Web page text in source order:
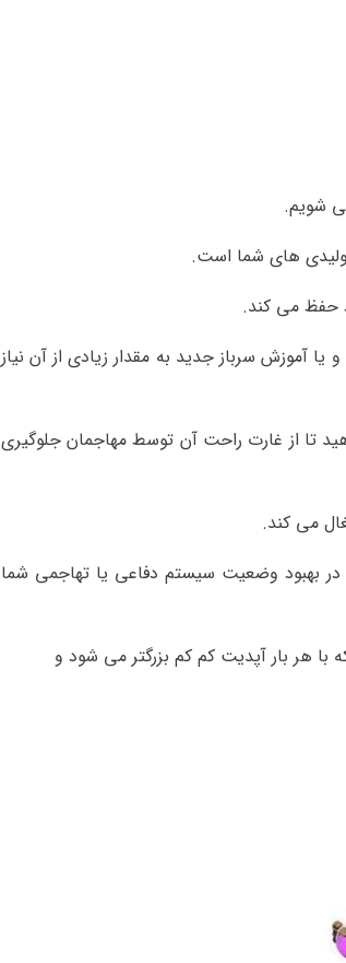
شویم.
های شما است.
حفظ می کند.
آموزش سرباز جدید به مقدار زیادی از آن نیاز
تا از غارت راحت آن توسط مهاجمان جلوگیری
در بهبود وضعیت سیستم دفاعی یا تهاجمی شما
هر بار آپدیت کم کم بزرگتر می شود و